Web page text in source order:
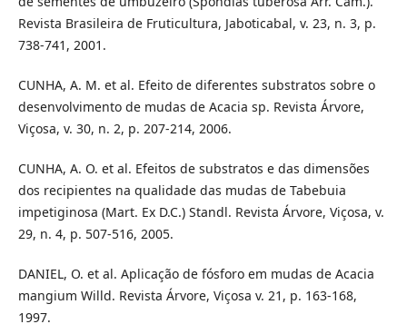
Revista Brasileira de Fruticultura, Jaboticabal, v. 23, n. 3, p.
738-741, 2001.
CUNHA, A. M. et al. Efeito de diferentes substratos sobre o
desenvolvimento de mudas de Acacia sp. Revista Árvore,
Viçosa, v. 30, n. 2, p. 207-214, 2006.
CUNHA, A. O. et al. Efeitos de substratos e das dimensões
dos recipientes na qualidade das mudas de Tabebuia
impetiginosa (Mart. Ex D.C.) Standl. Revista Árvore, Viçosa, v.
29, n. 4, p. 507-516, 2005.
DANIEL, O. et al. Aplicação de fósforo em mudas de Acacia
mangium Willd. Revista Árvore, Viçosa v. 21, p. 163-168,
1997.